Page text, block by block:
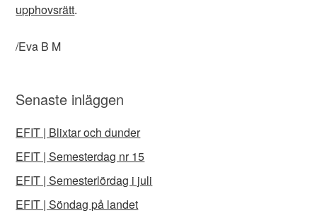
upphovsrätt.
/Eva B M
Senaste inläggen
EFIT | Blixtar och dunder
EFIT | Semesterdag nr 15
EFIT | Semesterlördag i juli
EFIT | Söndag på landet